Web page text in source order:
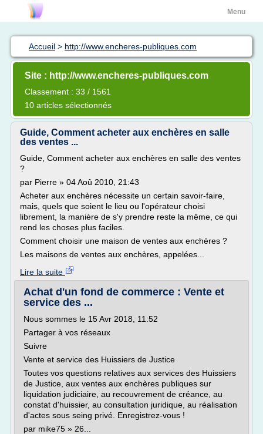
Menu
Accueil > http://www.encheres-publiques.com
Site : http://www.encheres-publiques.com
Classement : 33 / 1561
10 articles sélectionnés
Guide, Comment acheter aux enchères en salle
des ventes ...
Guide, Comment acheter aux enchères en salle des ventes
?
par Pierre » 04 Aoû 2010, 21:43
Acheter aux enchères nécessite un certain savoir-faire,
mais, quels que soient le lieu ou l'opérateur choisi
librement, la manière de s'y prendre reste la même, ce qui
rend les choses plus faciles.
Comment choisir une maison de ventes aux enchères ?
Les maisons de ventes aux enchères, appelées...
Lire la suite
Achat d'un fond de commerce : Vente et
service des ...
Nous sommes le 15 Avr 2018, 11:52
Partager à vos réseaux
Suivre
Vente et service des Huissiers de Justice
Toutes vos questions relatives aux services des Huissiers
de Justice, aux ventes aux enchères publiques sur
liquidation judiciaire, au recouvrement de créance, au
constat d'huissier, au consultation juridique, au réalisation
d'actes sous seing privé. Enregistrez-vous !
par mike75 » 26...